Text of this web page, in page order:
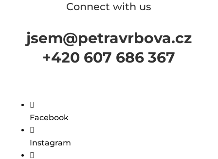
Connect with us
jsem@petravrbova.cz
+420 607 686 367

Facebook

Instagram
